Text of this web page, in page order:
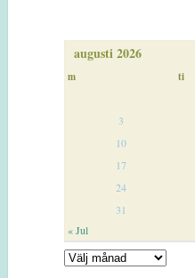
augusti 2026
m ti
« Jul
3
10
17
24
31